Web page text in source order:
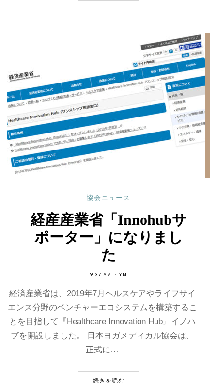
協会ニュース
経産産業省「Innohubサ
ポーター」になりまし
た
9:37 AM YM
経済産業省は、2019年7月ヘルスケアやライフサイ
エンス分野のベンチャーエコシステムを構築するこ
とを目指して『Healthcare Innovation Hub』イノハ
ブを開設しました。 日本ヨガメディカル協会は、
正式に…
続きを読む